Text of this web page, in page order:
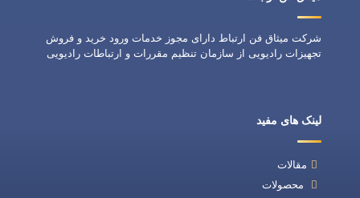
شرکت میثاق فن ارتباط دارای مجوز خدمات ورود خرید و فروش
تجهیزات رادیویی از سازمان تنظیم مقررات و ارتباطات رادیویی
لینک های مفید
مقالات
محصولات